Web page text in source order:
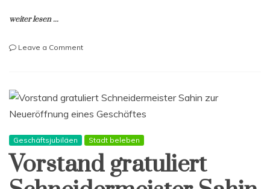
weiter lesen ...
Leave a Commenton
Demokratie,
und
Geschäftsjubiläen
Stadt beleben
Vorstand gratuliert